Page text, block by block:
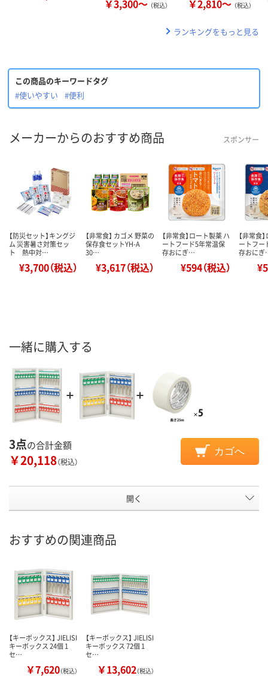
￥3,300～ （税込） ￥2,810～ （税込）
ランキングをもっと見る
この商品のキーワードタグ
#使いやすい
#便利
メーカーからのおすすめ商品 スポンサー
【防災セット】キングジ
ム 災害暑さ対策セッ
ト 熱中対…
¥3,700（税込）
【非常食】 カゴメ 野菜の
保存食セットYH-A
30…
¥3,617（税込）
【非常食】ロート製薬 ハ
ートフード5年常温保
存おにぎ…
¥594（税込）
【非常食
ートフー
存おに
一緒に購入する
3点の合計金額
￥20,118（税込）
カゴへ
開く
おすすめの関連商品
【キーボックス】 JIELISI
キーボックス 24個 1
セ…
￥7,620（税込）
【キーボックス】 JIELISI
キーボックス 72個 1
セ…
￥13,602（税込）